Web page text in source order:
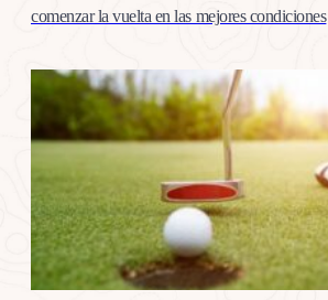
comenzar la vuelta en las mejores condiciones